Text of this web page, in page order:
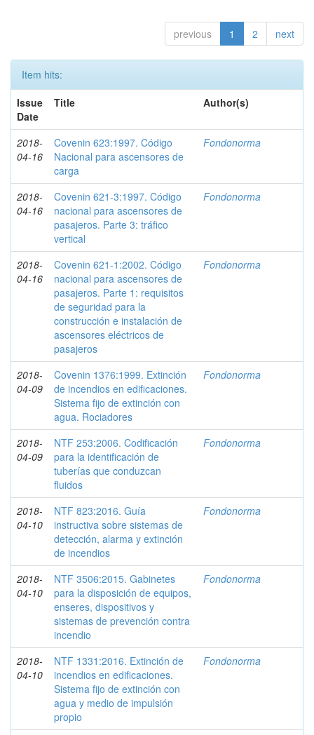
previous 1 2 next
Item hits:
Issue
Date
Title Author(s)
2018-
04-16
Covenin 623:1997. Código
Nacional para ascensores de
carga
Fondonorma
2018-
04-16
Covenin 621-3:1997. Código
nacional para ascensores de
pasajeros. Parte 3: tráfico
vertical
Fondonorma
2018-
04-16
Covenin 621-1:2002. Código
nacional para ascensores de
pasajeros. Parte 1: requisitos
de seguridad para la
construcción e instalación de
ascensores eléctricos de
pasajeros
Fondonorma
2018-
04-09
Covenin 1376:1999. Extinción
de incendios en edificaciones.
Sistema fijo de extinción con
agua. Rociadores
Fondonorma
2018-
04-09
NTF 253:2006. Codificación
para la identificación de
tuberías que conduzcan
fluidos
Fondonorma
2018-
04-10
NTF 823:2016. Guía
instructiva sobre sistemas de
detección, alarma y extinción
de incendios
Fondonorma
2018-
04-10
NTF 3506:2015. Gabinetes
para la disposición de equipos,
enseres, dispositivos y
sistemas de prevención contra
incendio
Fondonorma
2018-
04-10
NTF 1331:2016. Extinción de
incendios en edificaciones.
Sistema fijo de extinción con
agua y medio de impulsión
propio
Fondonorma